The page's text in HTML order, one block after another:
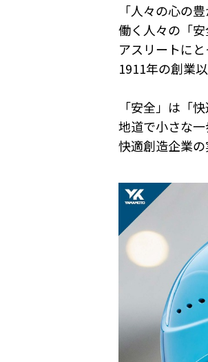
「人々の心の
働く人々の「安
アスリートに
1911年の創業
「安全」は「
地道で小さな
快適創造企業の